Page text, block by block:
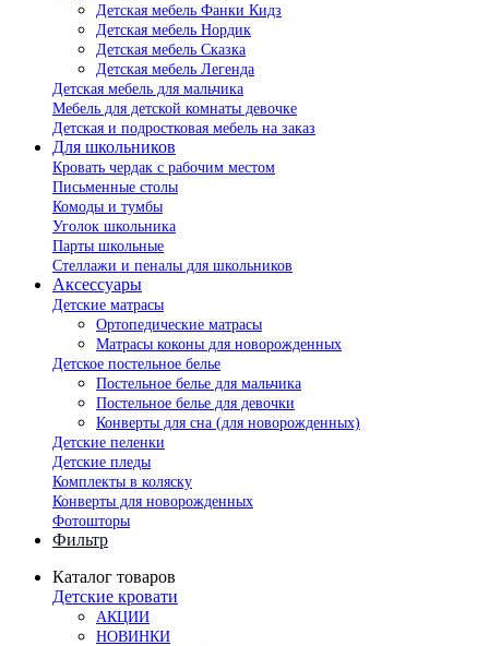
Детская мебель Фанки Кидз
Детская мебель Нордик
Детская мебель Сказка
Детская мебель Легенда
Детская мебель для мальчика
Мебель для детской комнаты девочке
Детская и подростковая мебель на заказ
Для школьников
Кровать чердак с рабочим местом
Письменные столы
Комоды и тумбы
Уголок школьника
Парты школьные
Стеллажи и пеналы для школьников
Аксессуары
Детские матрасы
Ортопедические матрасы
Матрасы коконы для новорожденных
Детское постельное белье
Постельное белье для мальчика
Постельное белье для девочки
Конверты для сна (для новорожденных)
Детские пеленки
Детские пледы
Комплекты в коляску
Конверты для новорожденных
Фотошторы
Фильтр
Каталог товаров
Детские кровати
АКЦИИ
НОВИНКИ